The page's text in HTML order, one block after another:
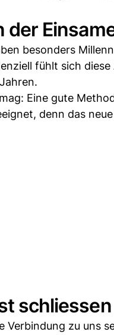
der
besonders
fühlt sich
Eine gute
denn das
schliessen
zu uns